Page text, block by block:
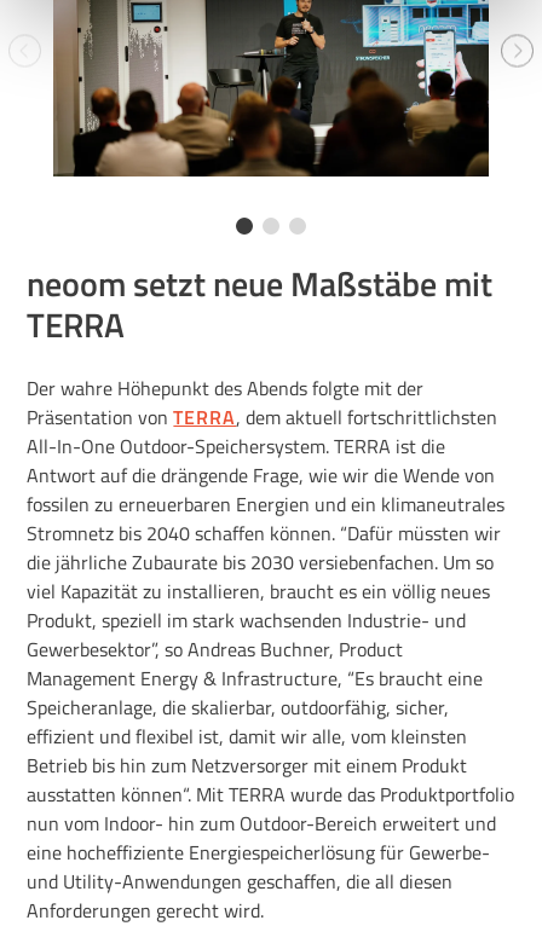
Uns ist Datenschutz wichtig, hier findest du unsere
Datenschutzbestimmungenund neoom AGBs .
neoom setzt neue Maßstäbe mit
TERRA
Der wahre Höhepunkt des Abends folgte mit der
Präsentation vonTERRA, dem aktuell fortschrittlichsten
All-In-One Outdoor-Speichersystem. TERRA ist die
Antwort auf die drängende Frage, wie wir die Wende von
fossilen zu erneuerbaren Energien und ein klimaneutrales
Stromnetz bis 2040 schaffen können. “Dafür müssten wir
die jährliche Zubaurate bis 2030 versiebenfachen. Um so
viel Kapazität zu installieren, braucht es ein völlig neues
Produkt, speziell im stark wachsenden Industrie- und
Gewerbesektor”, so Andreas Buchner, Product
Management Energy & Infrastructure, “Es braucht eine
Speicheranlage, die skalierbar, outdoorfähig, sicher,
effizient und flexibel ist, damit wir alle, vom kleinsten
Betrieb bis hin zum Netzversorger mit einem Produkt
ausstatten können“. Mit TERRA wurde das Produktportfolio
nun vom Indoor- hin zum Outdoor-Bereich erweitert und
eine hocheffiziente Energiespeicherlösung für Gewerbe-
und Utility-Anwendungen geschaffen, die all diesen
Anforderungen gerecht wird.